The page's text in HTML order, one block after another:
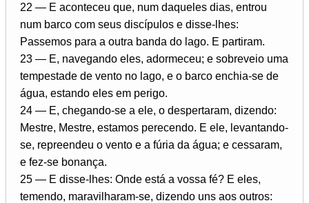
22 — E aconteceu que, num daqueles dias, entrou
num barco com seus discípulos e disse-lhes:
Passemos para a outra banda do lago. E partiram.
23 — E, navegando eles, adormeceu; e sobreveio uma
tempestade de vento no lago, e o barco enchia-se de
água, estando eles em perigo.
24 — E, chegando-se a ele, o despertaram, dizendo:
Mestre, Mestre, estamos perecendo. E ele, levantando-
se, repreendeu o vento e a fúria da água; e cessaram,
e fez-se bonança.
25 — E disse-lhes: Onde está a vossa fé? E eles,
temendo, maravilharam-se, dizendo uns aos outros: